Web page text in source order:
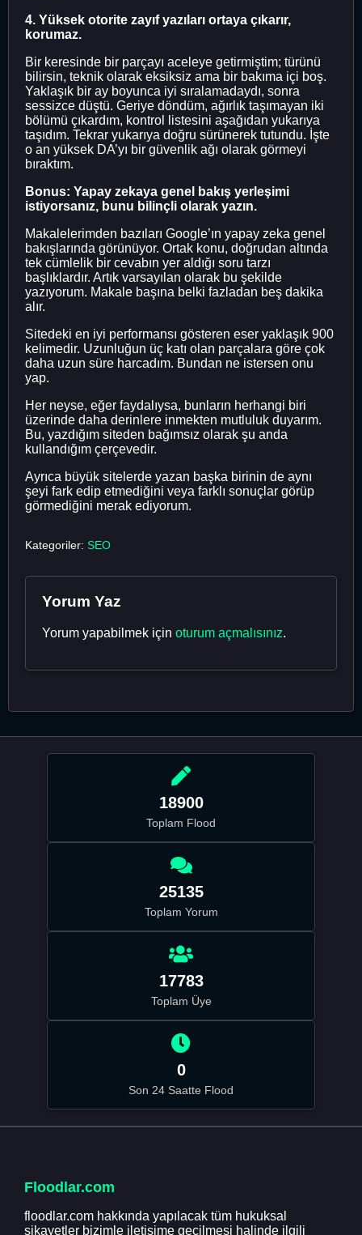
4. Yüksek otorite zayıf yazıları ortaya çıkarır,
korumaz.
Bir keresinde bir parçayı aceleye getirmiştim; türünü
bilirsin, teknik olarak eksiksiz ama bir bakıma içi boş.
Yaklaşık bir ay boyunca iyi sıralamadaydı, sonra
sessizce düştü. Geriye döndüm, ağırlık taşımayan iki
bölümü çıkardım, kontrol listesini aşağıdan yukarıya
taşıdım. Tekrar yukarıya doğru sürünerek tutundu. İşte
o an yüksek DA’yı bir güvenlik ağı olarak görmeyi
bıraktım.
Bonus: Yapay zekaya genel bakış yerleşimi
istiyorsanız, bunu bilinçli olarak yazın.
Makalelerimden bazıları Google’ın yapay zeka genel
bakışlarında görünüyor. Ortak konu, doğrudan altında
tek cümlelik bir cevabın yer aldığı soru tarzı
başlıklardır. Artık varsayılan olarak bu şekilde
yazıyorum. Makale başına belki fazladan beş dakika
alır.
Sitedeki en iyi performansı gösteren eser yaklaşık 900
kelimedir. Uzunluğun üç katı olan parçalara göre çok
daha uzun süre harcadım. Bundan ne istersen onu
yap.
Her neyse, eğer faydalıysa, bunların herhangi biri
üzerinde daha derinlere inmekten mutluluk duyarım.
Bu, yazdığım siteden bağımsız olarak şu anda
kullandığım çerçevedir.
Ayrıca büyük sitelerde yazan başka birinin de aynı
şeyi fark edip etmediğini veya farklı sonuçlar görüp
görmediğini merak ediyorum.
Kategoriler: SEO
Yorum Yaz
Yorum yapabilmek için oturum açmalısınız.
18900
Toplam Flood
25135
Toplam Yorum
17783
Toplam Üye
0
Son 24 Saatte Flood
Floodlar.com
floodlar.com hakkında yapılacak tüm hukuksal
şikayetler bizimle iletişime geçilmesi halinde ilgili